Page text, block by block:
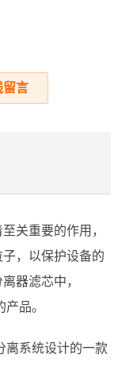
留言
关重要的作用，
，以保护设备的
器滤芯中，
品。
离系统设计的一款